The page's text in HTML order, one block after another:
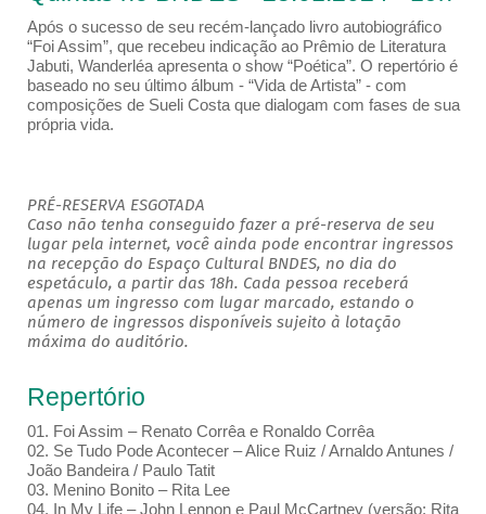
Após o sucesso de seu recém-lançado livro autobiográfico
“Foi Assim”, que recebeu indicação ao Prêmio de Literatura
Jabuti, Wanderléa apresenta o show “Poética”. O repertório é
baseado no seu último álbum - “Vida de Artista” - com
composições de Sueli Costa que dialogam com fases de sua
própria vida.
PRÉ-RESERVA ESGOTADA
Caso não tenha conseguido fazer a pré-reserva de seu
lugar pela internet, você ainda pode encontrar ingressos
na recepção do Espaço Cultural BNDES, no dia do
espetáculo, a partir das 18h. Cada pessoa receberá
apenas um ingresso com lugar marcado, estando o
número de ingressos disponíveis sujeito à lotação
máxima do auditório.
Repertório
01. Foi Assim – Renato Corrêa e Ronaldo Corrêa
02. Se Tudo Pode Acontecer – Alice Ruiz / Arnaldo Antunes /
João Bandeira / Paulo Tatit
03. Menino Bonito – Rita Lee
04. In My Life – John Lennon e Paul McCartney (versão: Rita